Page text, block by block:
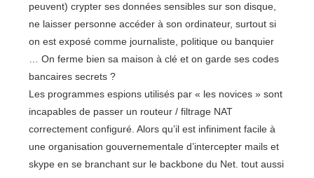
peuvent) crypter ses données sensibles sur son disque,
ne laisser personne accéder à son ordinateur, surtout si
on est exposé comme journaliste, politique ou banquier
… On ferme bien sa maison à clé et on garde ses codes
bancaires secrets ?
Les programmes espions utilisés par « les novices » sont
incapables de passer un routeur / filtrage NAT
correctement configuré. Alors qu’il est infiniment facile à
une organisation gouvernementale d’intercepter mails et
skype en se branchant sur le backbone du Net. tout aussi